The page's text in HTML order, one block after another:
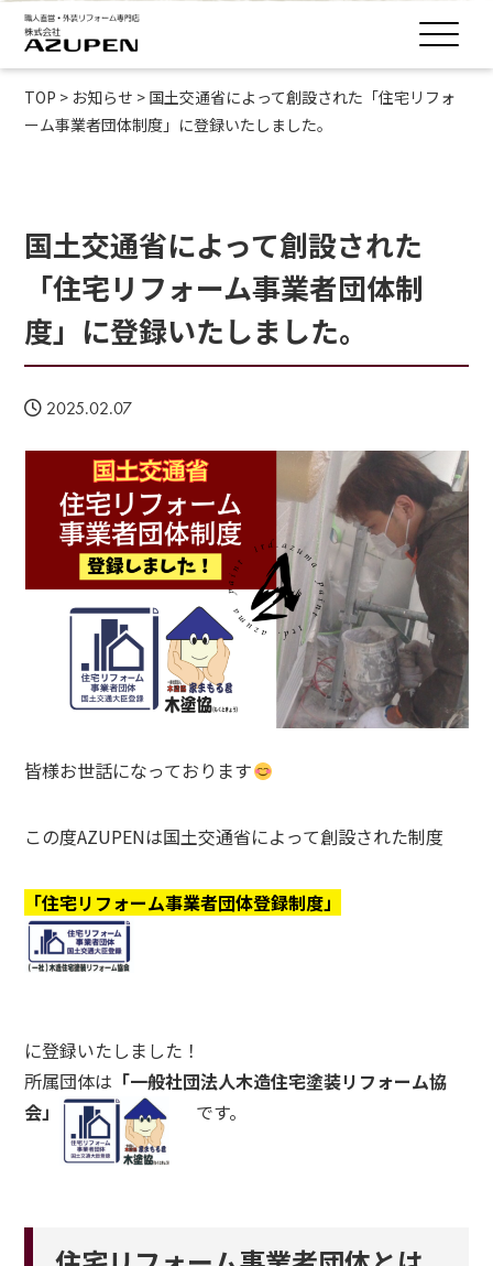
TOP > お知らせ > 国土交通省によって創設された「住宅リフォ
ーム事業者団体制度」に登録いたしました。
国土交通省によって創設された
「住宅リフォーム事業者団体制
度」に登録いたしました。
2025.02.07
皆様お世話になっております
この度AZUPENは国土交通省によって創設された制度
「住宅リフォーム事業者団体登録制度」
に登録いたしました！
所属団体は 「一般社団法人木造住宅塗装リフォーム協
会」
です。